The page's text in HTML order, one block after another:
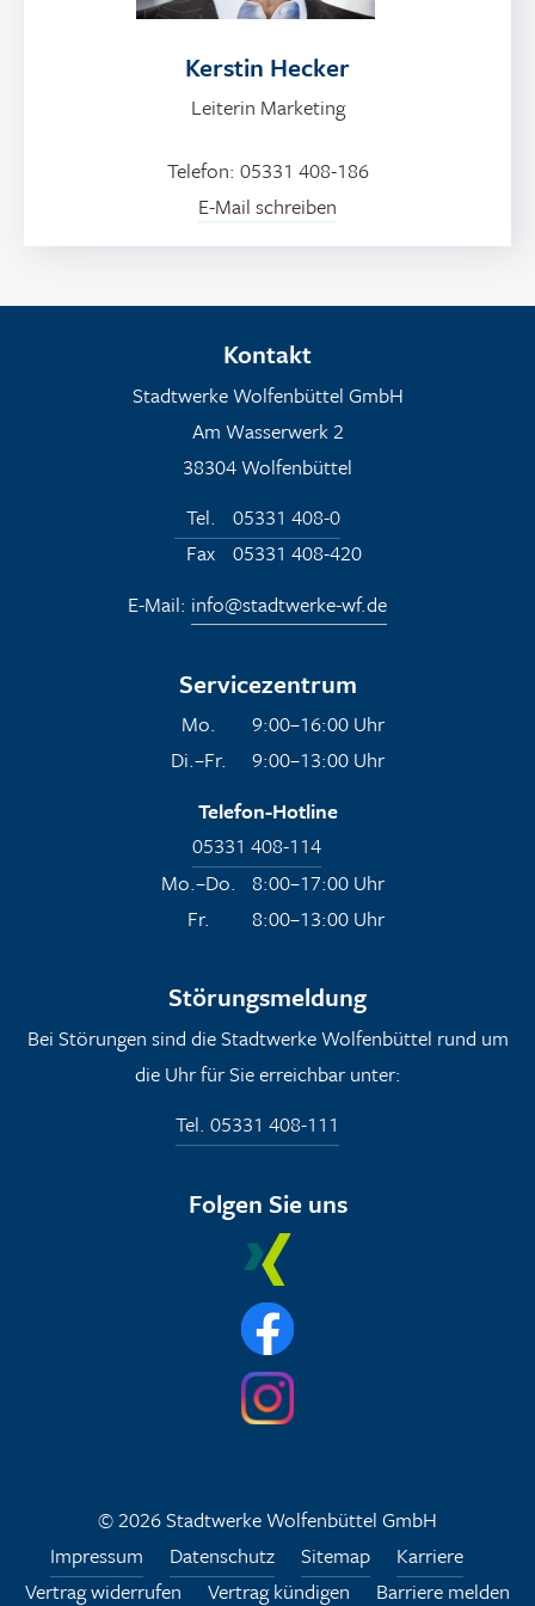
Kerstin Hecker
Leiterin Marketing
Telefon: 05331 408-186
E-Mail schreiben
Kontakt
Stadtwerke Wolfenbüttel GmbH
Am Wasserwerk 2
38304 Wolfenbüttel
Tel.
05331 408-0
Fax 05331 408-420
E-Mail: info@stadtwerke-wf.de
Servicezentrum
Mo.
9:00–16:00 Uhr
Di.–Fr.
9:00–13:00 Uhr
Telefon-Hotline
05331 408-114
Mo.–Do. 8:00–17:00 Uhr
Fr.
8:00–13:00 Uhr
Störungsmeldung
Bei Störungen sind die Stadtwerke Wolfenbüttel rund um
die Uhr für Sie erreichbar unter:
Tel. 05331 408-111
Folgen Sie uns
© 2026 Stadtwerke Wolfenbüttel GmbH
Impressum
Datenschutz Sitemap
Karriere
Vertrag widerrufen
Vertrag kündigen Barriere melden